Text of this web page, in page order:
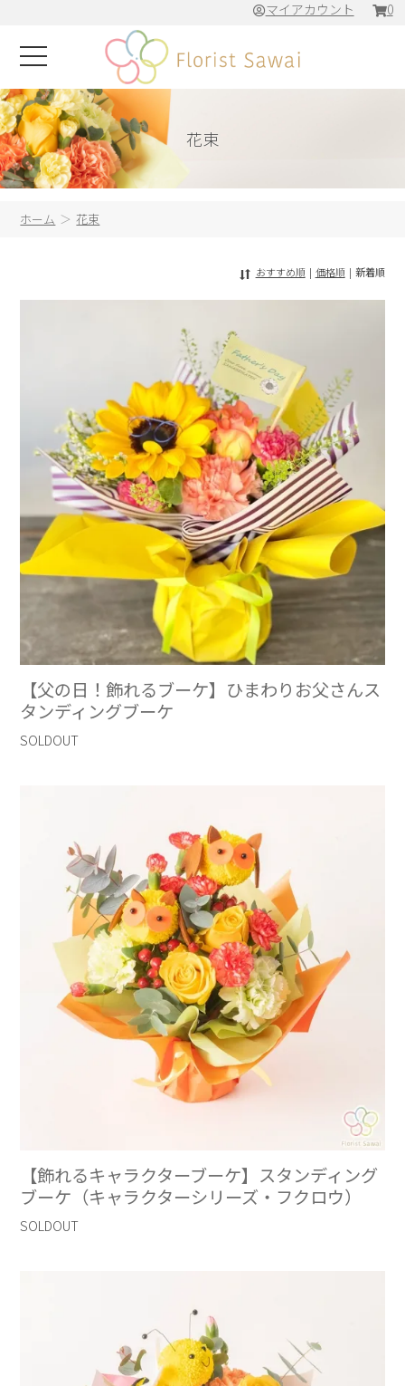
0
マイアカウント
花束
ホーム 花束
おすすめ順| 価格順| 新着順
【父の日！飾れるブーケ】ひまわりお父さんス
タンディングブーケ
SOLDOUT
【飾れるキャラクターブーケ】スタンディング
ブーケ（キャラクターシリーズ・フクロウ）
SOLDOUT